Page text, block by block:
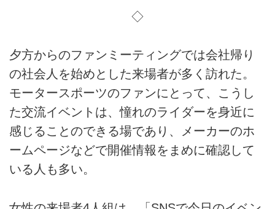
◇
夕方からのファンミーティングでは会社帰り
の社会人を始めとした来場者が多く訪れた。
モータースポーツのファンにとって、こうし
た交流イベントは、憧れのライダーを身近に
感じることのできる場であり、メーカーのホ
ームページなどで開催情報をまめに確認して
いる人も多い。